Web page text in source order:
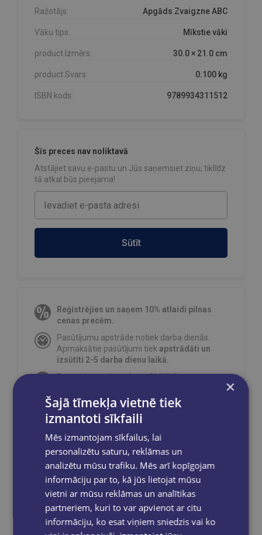
Ražotājs: Apgāds Zvaigzne ABC
Vāku tips: Mīkstie vāki
product.Izmērs: 30.0 × 21.0 cm
product.Svars: 0.100 kg
ISBN kods: 9789934311512
Šīs preces nav noliktavā
Atstājiet savu e-pastu un Jūs saņemsiet ziņu, tiklīdz
tā atkal būs pieejama!
Sūtīt
Reģistrējies un saņem 10% atlaidi pilnas
cenas precēm.
Pasūtījumu apstrāde notiek darba dienās.
Apmaksātie pasūtījumi tiekapstrādāti un
izsūtīti 2-5 darba dienu laikā.
Bezmaksas piegādeuz OMNIVA
Bezmaksas piegāde jebkurā GLOBUSS
grāmatnīcā 1-5 darba dienu laikā, kad
e-pastu un/ vai SMS.
Dalies sociālajos tīklos:
×
Šajā tīmekļa vietnē tiek
izmantoti sīkfaili
Mēs izmantojam sīkfailus, lai
personalizētu saturu, reklāmas un
analizētu mūsu trafiku. Mēs arī kopīgojam
informāciju par to, kā jūs lietojat mūsu
vietni ar mūsu reklāmas un analītikas
partneriem, kuri to var apvienot ar citu
informāciju, ko esat viņiem sniedzis vai ko